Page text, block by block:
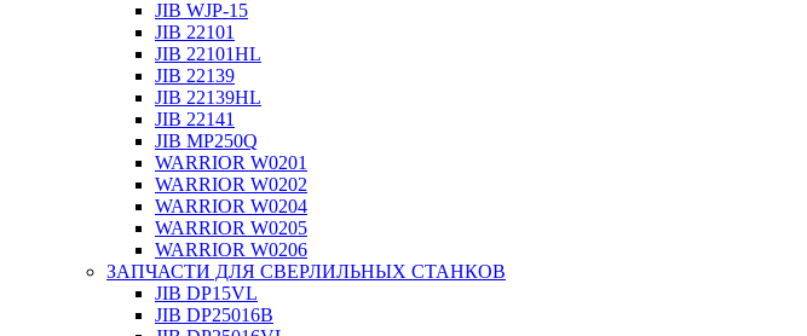
JIB WJP-15
JIB 22101
JIB 22101HL
JIB 22139
JIB 22139HL
JIB 22141
JIB MP250Q
WARRIOR W0201
WARRIOR W0202
WARRIOR W0204
WARRIOR W0205
WARRIOR W0206
ЗАПЧАСТИ ДЛЯ СВЕРЛИЛЬНЫХ СТАНКОВ
JIB DP15VL
JIB DP25016B